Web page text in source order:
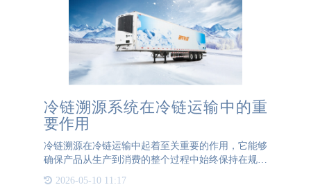
冷链溯源系统在冷链运输中的重
要作用
冷链溯源在冷链运输中起着至关重要的作用，它能够
确保产品从生产到消费的整个过程中始终保持在规定
的低温环境中，从而保证产品质量和安全。以下是冷
链溯源对冷链运输的监督和追踪作用的具体体现：
2026-05-10 11:17